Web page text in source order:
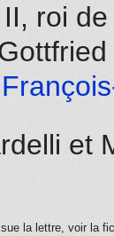
roi
et
la lettre, voir la